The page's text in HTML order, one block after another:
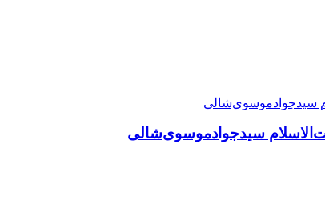
سیدجوادموسوی‌شالی